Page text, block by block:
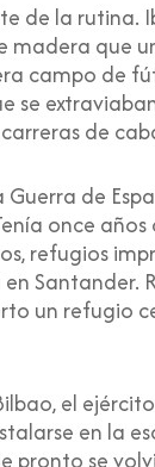
de la
madera que
campo de
se
de
Guerra de
once
refugios
Santander.
un
el
en la
pronto se